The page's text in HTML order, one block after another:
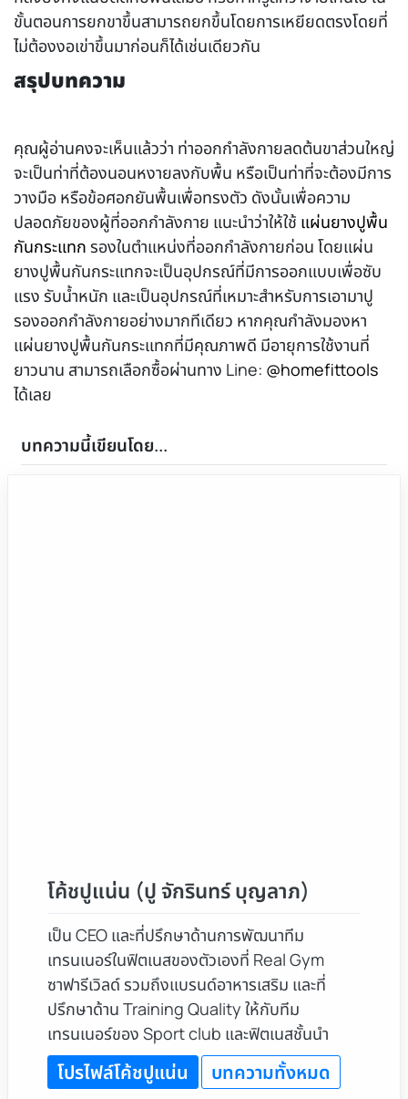
ขั้นตอนการยกขาขึ้นสามารถยกขึ้นโดยการเหยียดตรงโดยที่
ไม่ต้องงอเข่าขึ้นมาก่อนก็ได้เช่นเดียวกัน
สรุปบทความ
คุณผู้อ่านคงจะเห็นแล้วว่า ท่าออกกำลังกายลดต้นขาส่วนใหญ่
จะเป็นท่าที่ต้องนอนหงายลงกับพื้น หรือเป็นท่าที่จะต้องมีการ
วางมือ หรือข้อศอกยันพื้นเพื่อทรงตัว ดังนั้นเพื่อความ
ปลอดภัยของผู้ที่ออกกำลังกาย แนะนำว่าให้ใช้ แผ่นยางปูพื้น
กันกระแทก รองในตำแหน่งที่ออกกำลังกายก่อน โดยแผ่น
ยางปูพื้นกันกระแทกจะเป็นอุปกรณ์ที่มีการออกแบบเพื่อซับ
แรง รับน้ำหนัก และเป็นอุปกรณ์ที่เหมาะสำหรับการเอามาปู
รองออกกำลังกายอย่างมากทีเดียว หากคุณกำลังมองหา
แผ่นยางปูพื้นกันกระแทกที่มีคุณภาพดี มีอายุการใช้งานที่
ยาวนาน สามารถเลือกซื้อผ่านทาง Line: @homefittools
ได้เลย
บทความนี้เขียนโดย...
โค้ชปูแน่น (ปู จักรินทร์ บุญลาภ)
เป็น CEO และที่ปรึกษาด้านการพัฒนาทีม
เทรนเนอร์ในฟิตเนสของตัวเองที่ Real Gym
ซาฟารีเวิลด์ รวมถึงแบรนด์อาหารเสริม และที่
ปรึกษาด้าน Training Quality ให้กับทีม
เทรนเนอร์ของ Sport club และฟิตเนสชั้นนำ
โปรไฟล์โค้ชปูแน่น บทความทั้งหมด